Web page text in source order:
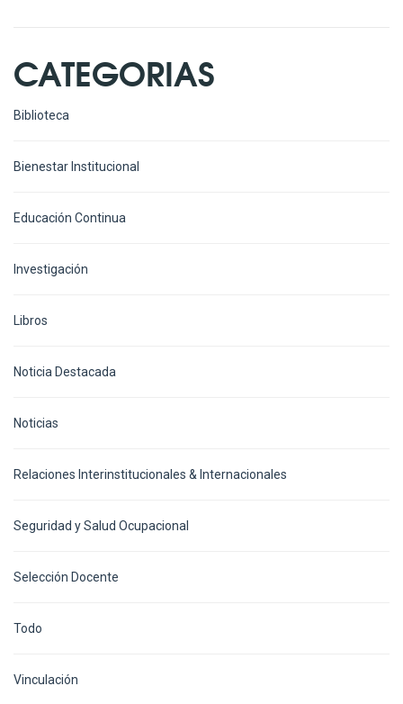
CATEGORIAS
Biblioteca
Bienestar Institucional
Educación Continua
Investigación
Libros
Noticia Destacada
Noticias
Relaciones Interinstitucionales & Internacionales
Seguridad y Salud Ocupacional
Selección Docente
Todo
Vinculación